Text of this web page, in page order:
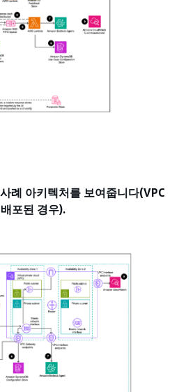
례 아키텍처를 보여줍니다(VPC
포된 경우).